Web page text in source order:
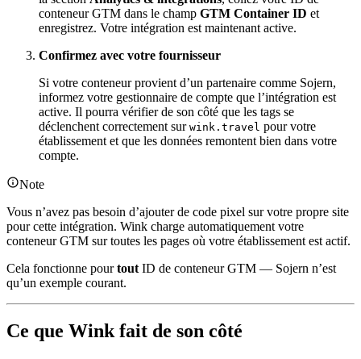
conteneur GTM dans le champ GTM Container ID et
enregistrez. Votre intégration est maintenant active.
Confirmez avec votre fournisseur
Si votre conteneur provient d’un partenaire comme Sojern,
informez votre gestionnaire de compte que l’intégration est
active. Il pourra vérifier de son côté que les tags se
déclenchent correctement sur wink.travel pour votre
établissement et que les données remontent bien dans votre
compte.
Note
Vous n’avez pas besoin d’ajouter de code pixel sur votre propre site
pour cette intégration. Wink charge automatiquement votre
conteneur GTM sur toutes les pages où votre établissement est actif.
Cela fonctionne pourtout ID de conteneur GTM — Sojern n’est
qu’un exemple courant.
Ce que Wink fait de son côté